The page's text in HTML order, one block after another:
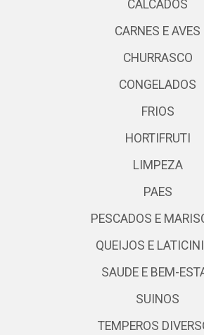
CALCADOS
CARNES E AVES
CHURRASCO
CONGELADOS
FRIOS
HORTIFRUTI
LIMPEZA
PAES
PESCADOS E
QUEIJOS E
SAUDE E BEM-
SUINOS
TEMPEROS